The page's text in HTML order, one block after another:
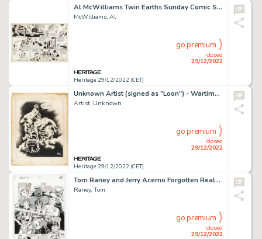
Al McWilliams Twin Earths Sunday Comic Strip Original Art dated 12-11-55(United Feature Syndicate, 1955). ...
McWilliams, Al
Heritage 29/12/2022 (CET)
closed
29/12/2022
go premium
Unknown Artist (signed as "Loon") - Wartime Comic Strip Original Art (1940)....
Artist, Unknown
Heritage 29/12/2022 (CET)
closed
29/12/2022
go premium
Tom Raney and Jerry Acerno Forgotten Realms Annual Comic Book #1 Story Page 50 Original Art (DC, 1990)....
Raney, Tom
closed
29/12/2022
go premium